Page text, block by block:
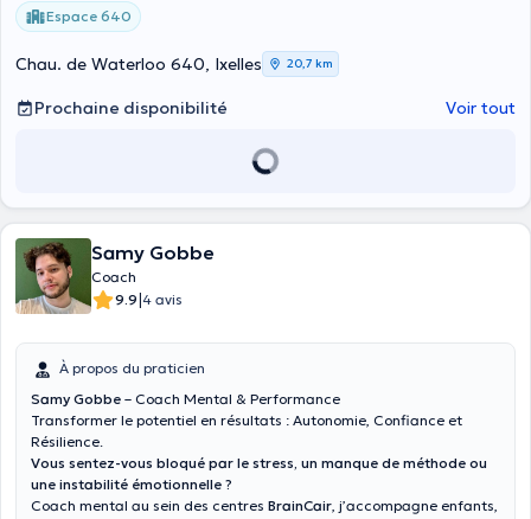
Espace 640
Chau. de Waterloo 640, Ixelles 20,7 km
Prochaine disponibilité Voir tout
Samy Gobbe
Coach
9.9|4 avis
À propos du praticien
Samy Gobbe – Coach Mental & Performance
Transformer le potentiel en résultats : Autonomie, Confiance et
Résilience.
Vous sentez-vous bloqué par le stress, un manque de méthode ou
une instabilité émotionnelle ?
Coach mental au sein des centres BrainCair, j’accompagne enfants,